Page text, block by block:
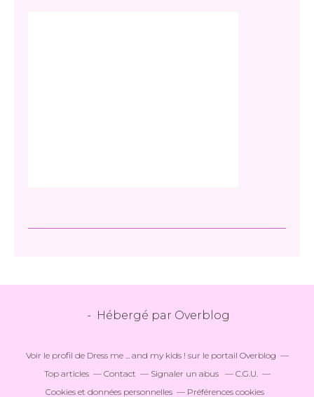
- Hébergé par Overblog
Voir le profil de Dress me ... and my kids ! sur le portail Overblog
Top articles
Contact Signaler un abus
C.G.U.
Cookies et données personnelles
Préférences cookies